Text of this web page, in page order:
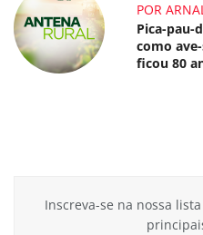
POR
Pica-pau-
como
ficou 80
Inscreva-se na nossa